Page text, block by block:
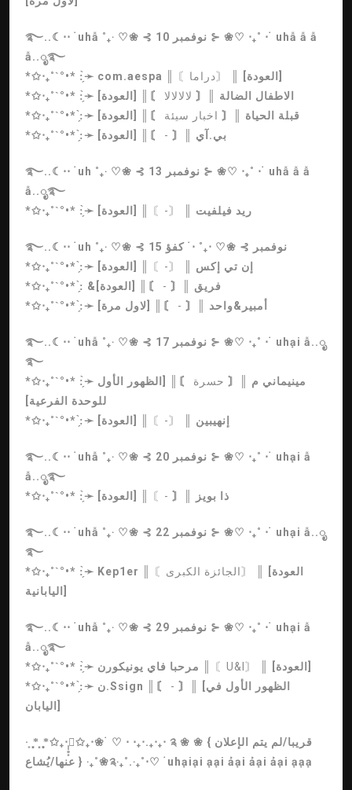
࿐..☾⋅⋅ ࣪ uhẫ ˚₊‧ ♡❀ ⊰ 10 نوفمبر ⊱ ❀♡ ‧₊˚ ⋅ ࣪ uhẫ ẫ ẫ
ẫ..ೃ࿐
*✩‧₊˚ˋ°•* :̗̀➛ com.aespa 〘دراما〙
║ [العودة]
*✩‧₊˚ˋ°•* :̗̀➛
الاطفال الضالة ║〘 لالالالا
〙║ [العودة]
*✩‧₊˚ˋ°•* :̗̀➛
قبلة الحياة ║〘 اخبار سيئة
〙║ [العودة]
*✩‧₊˚ˋ°•* :̗̀➛
بي.آي ║〘
- 〙║ [العودة]
࿐..☾⋅⋅ ࣪ uh ˚₊‧ ♡❀ ⊰ 13 نوفمبر ⊱ ❀♡ ‧₊˚ ⋅ ࣪ uhẫ ẫ ẫ
ẫ..ೃ࿐
*✩‧₊˚ˋ°•* :̗̀➛
ريد فيلفيت 〘-〙 ║ [العودة]
࿐..☾⋅⋅ ࣪ uh ˚₊‧ ♡❀ ⊰ 15 نوفمبر ⊱ ❀♡ ‧₊˚ ⋅ ࣪ كفؤ
*✩‧₊˚ˋ°•* :̗̀➛
إن تي إكس 〘-〙
║ [العودة]
*✩‧₊˚ˋ°•* :̗̀
&فريق ║〘
-
〙║ [العودة]
*✩‧₊˚ˋ°•* :̗̀➛
أمبير&واحد ║〘
- 〙║ [لاول مرة]
࿐..☾⋅⋅ ࣪ uhẫ ˚₊‧ ♡❀ ⊰ 17 نوفمبر ⊱ ❀♡ ‧₊˚ ⋅ ࣪ uhại ẫ..ೃ
࿐
*✩‧₊˚ˋ°•* :̗̀➛
مينيماني م ║〘 حسرة
〙║ [الظهور الأول
للوحدة الفرعية]
*✩‧₊˚ˋ°•* :̗̀➛
إنهيبين 〘-〙 ║ [العودة]
࿐..☾⋅⋅ ࣪ uhẫ ˚₊‧ ♡❀ ⊰ 20 نوفمبر ⊱ ❀♡ ‧₊˚ ⋅ ࣪ uhại ẫ
ẫ..ೃ࿐
*✩‧₊˚ˋ°•* :̗̀➛
ذا بويز ║〘
-〙 ║ [العودة]
࿐..☾⋅⋅ ࣪ uhẫ ˚₊‧ ♡❀ ⊰ 22 نوفمبر ⊱ ❀♡ ‧₊˚ ⋅ ࣪ uhại ẫ..ೃ
࿐
*✩‧₊˚ˋ°•* :̗̀➛ Kep1er 〘الجائزة الكبرى〙
║ [العودة
اليابانية]
࿐..☾⋅⋅ ࣪ uhẫ ˚₊‧ ♡❀ ⊰ 29 نوفمبر ⊱ ❀♡ ‧₊˚ ⋅ ࣪ uhại ẫ
ẫ..ೃ࿐
*✩‧₊˚ˋ°•* :̗̀➛ مرحبا فاي يونيكورن 〘U&I〙
║ [العودة]
*✩‧₊˚ˋ°•* :̗̀➛
ن.Ssign ║〘 - 〙║ [الظهور الأول في
اليابان]
· ͙*̩̩͙̩̩͙ ̩̩͙*̩̩̥͙✩₊‧❀̩̩̥͙✩₊‧❀ ࣪ ♡ ⋅ ⋅₊‧.₊‧₊‧ ༉ ❀ ❀ { قريبا/لم يتم الإعلان
عنها/يُشاع } ‧₊˚❀༉‧₊˚.‧₊˚⋅♡ ࣪ uhạiại ạại ảại ảại ảại ạạạ